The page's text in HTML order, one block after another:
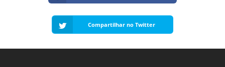
Compartilhar no Twitter